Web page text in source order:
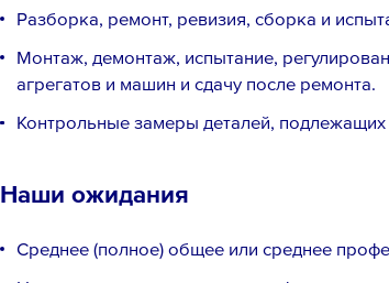
Разборка, ремонт, ревизия, сборка и
Монтаж, демонтаж, испытание,
агрегатов и машин и сдачу после ремонта.
Контрольные замеры деталей,
Наши ожидания
Среднее (полное) общее или среднее